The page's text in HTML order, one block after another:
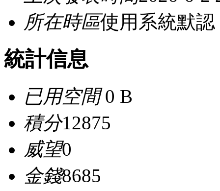
所在時區使用系統默認
統計信息
已用空間0 B
積分12875
威望0
金錢8685